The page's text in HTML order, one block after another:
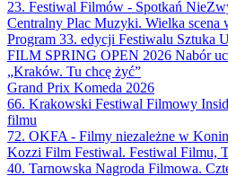
23. Festiwal Filmów - Spotkań
Centralny Plac Muzyki. Wielka scena
Program 33. edycji Festiwalu Sztuka
FILM SPRING OPEN 2026 Nabór
„Kraków. Tu chcę żyć”
Grand Prix Komeda 2026
66. Krakowski Festiwal Filmowy
filmu
72. OKFA - Filmy niezależne w
Kozzi Film Festiwal. Festiwal Filmu,
40. Tarnowska Nagroda Filmowa.